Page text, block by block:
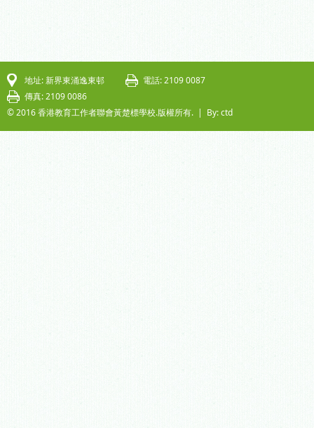
地址: 新界東涌逸東邨
電話: 2109 0087
傳真: 2109 0086
© 2016 香港教育工作者聯會黃楚標學校.版權所有. | By: ctd